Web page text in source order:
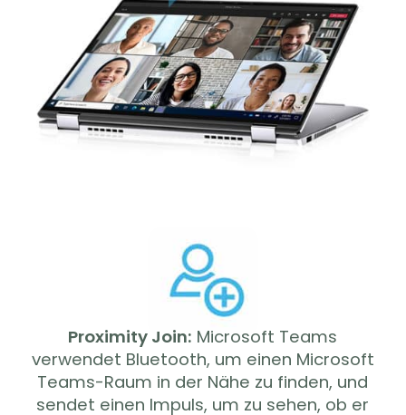
Proximity Join: Microsoft Teams
verwendet Bluetooth, um einen Microsoft
Teams-Raum in der Nähe zu finden, und
sendet einen Impuls, um zu sehen, ob er